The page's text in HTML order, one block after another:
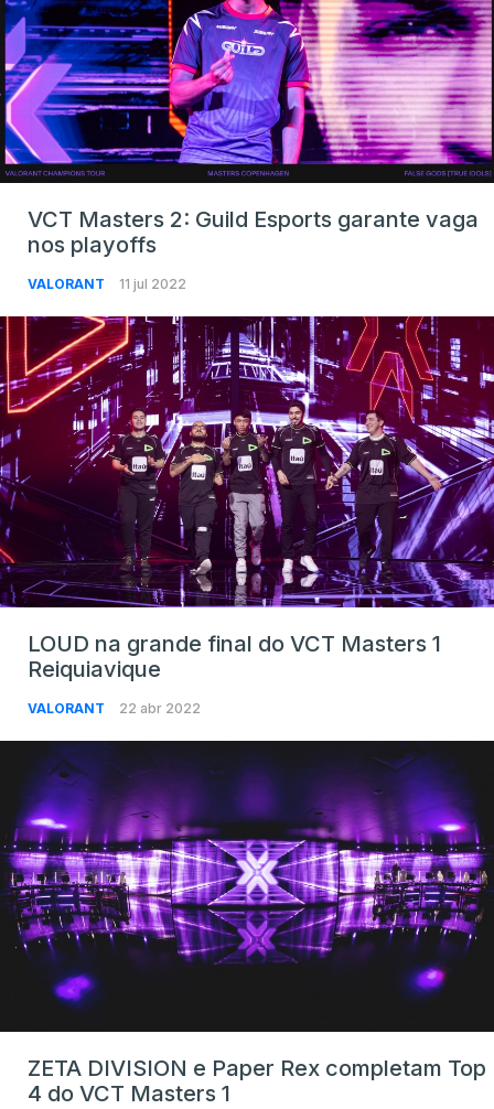
VCT Masters 2: Guild Esports garante vaga
nos playoffs
VALORANT 11 jul 2022
LOUD na grande final do VCT Masters 1
Reiquiavique
VALORANT 22 abr 2022
ZETA DIVISION e Paper Rex completam Top
4 do VCT Masters 1